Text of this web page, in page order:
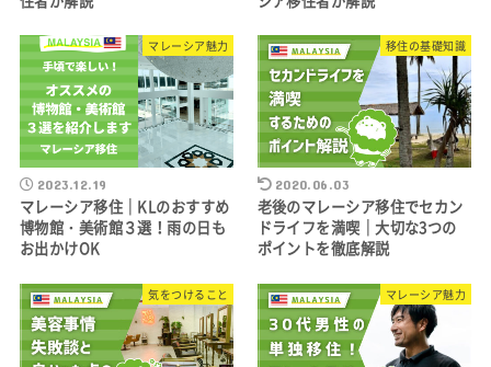
マレーシア魅力
2023.12.19
マレーシア移住｜KLのおすすめ
博物館・美術館３選！雨の日も
お出かけOK
移住の基礎知識
2020.06.03
老後のマレーシア移住でセカン
ドライフを満喫｜大切な3つの
ポイントを徹底解説
気をつけること マレーシア魅力